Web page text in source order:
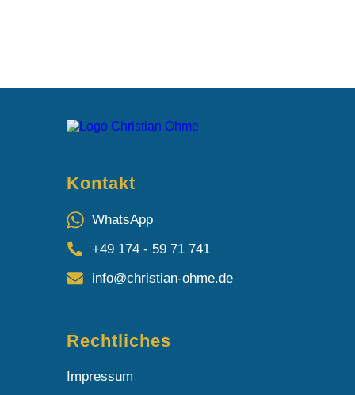
Kontakt
WhatsApp
+49 174 - 59 71 741
info@christian-ohme.de
Rechtliches
Impressum